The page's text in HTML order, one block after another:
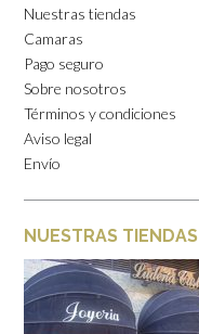
Nuestras tiendas
Camaras
Pago seguro
Sobre nosotros
Términos y condiciones
Aviso legal
Envío
NUESTRAS TIENDAS